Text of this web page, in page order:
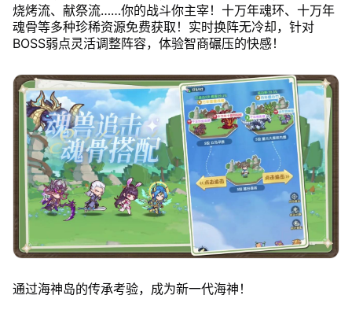
烧烤流、献祭流……你的战斗你主宰！十万年魂环、十万年
魂骨等多种珍稀资源免费获取！实时换阵无冷却，针对
BOSS弱点灵活调整阵容，体验智商碾压的快感！
通过海神岛的传承考验，成为新一代海神！